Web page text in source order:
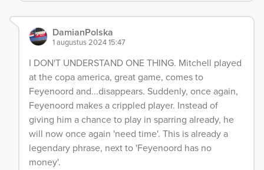
DamianPolska
1 augustus 2024 15:47
I DON'T UNDERSTAND ONE THING. Mitchell played
at the copa america, great game, comes to
Feyenoord and...disappears. Suddenly, once again,
Feyenoord makes a crippled player. Instead of
giving him a chance to play in sparring already, he
will now once again 'need time'. This is already a
legendary phrase, next to 'Feyenoord has no
money'.